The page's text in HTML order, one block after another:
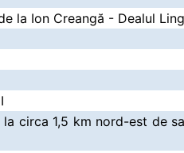
la Ion Creangă - Dealul
la circa 1,5 km nord-est de